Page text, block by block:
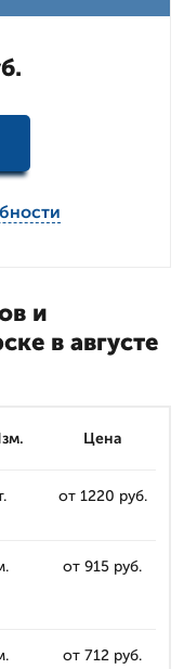
и
в августе
Цена
от 1220 руб.
от 915 руб.
от 712 руб.